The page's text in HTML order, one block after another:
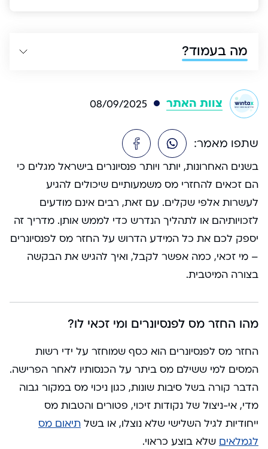
מה בעמוד?
צוות האתר 08/09/2025
שתפו מאמר:
בשנים האחרונות, יותר ויותר פנסיונרים בישראל מגלים כי
הם זכאים להחזרי מס משמעותיים שיכולים להגיע
לעשרות אלפי שקלים. עם זאת, רבים אינם מודעים
לזכויותיהם או לתהליך הנדרש כדי לממש אותן. מדריך זה
יספק לכם את כל המידע הדרוש על החזר מס לפנסיונרים
– מי זכאי, כמה אפשר לקבל, ואיך להגיש את הבקשה
בצורה המיטבית.
מהו החזר מס לפנסיונרים ומי זכאי לו?
החזר מס לפנסיונרים הוא כסף שמוחזר על ידי רשות
המסים למי ששילם מס ביתר על הכנסותיו לאחר הפרישה.
הדבר קורה בשל סיבות שונות, כגון ניכוי מס במקור גבוה
מדי, אי-ניצול של נקודות זיכוי, פטורים והטבות מס
ייחודיות לגיל השלישי שלא נוצלו, או בשל תיאום מס
לגמלאים שלא בוצע כראוי.